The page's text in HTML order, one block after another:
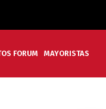
FORUM MAYORISTAS